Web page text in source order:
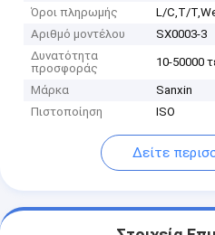
Όροι πληρωμής
L/C,T/
Αριθμό μοντέλου
SX0003-3
Δυνατότητα
προσφοράς
10-50000
Μάρκα
Sanxin
Πιστοποίηση
ISO
Δείτε